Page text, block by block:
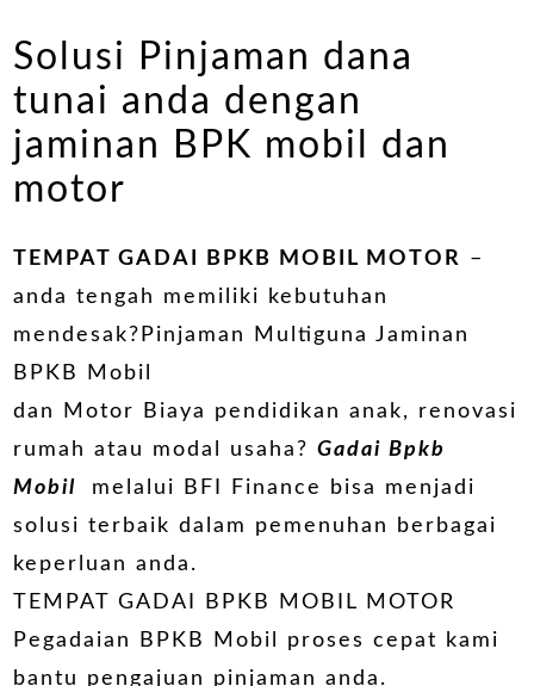
Solusi Pinjaman dana
tunai anda dengan
jaminan BPK mobil dan
motor
TEMPAT GADAI BPKB MOBIL MOTOR –
anda tengah memiliki kebutuhan
mendesak?Pinjaman Multiguna Jaminan
BPKB Mobil
dan Motor Biaya pendidikan anak, renovasi
rumah atau modal usaha?Gadai Bpkb
Mobil
melalui BFI Finance bisa menjadi
solusi terbaik dalam pemenuhan berbagai
keperluan anda.
TEMPAT GADAI BPKB MOBIL MOTOR
Pegadaian BPKB Mobil proses cepat kami
bantu pengajuan pinjaman anda.